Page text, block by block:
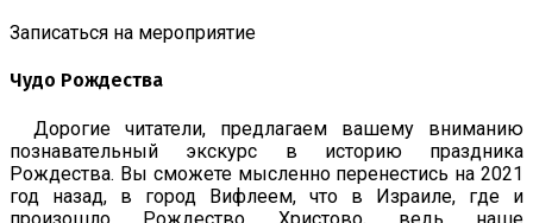
Записаться на мероприятие
Чудо Рождества
Дорогие читатели, предлагаем вашему вниманию
познавательный экскурс в историю праздника
Рождества. Вы сможете мысленно перенестись на 2021
год назад, в город Вифлеем, что в Израиле, где и
произошло Рождество Христово, ведь наше